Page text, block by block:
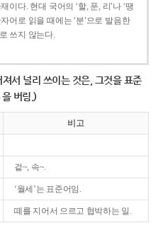
이다. 현대 국어의 ‘할, 푼, 리’나 ‘땡
어로 읽을 때에는 ‘분’으로 발음한
쓰지 않는다.
서 널리 쓰이는 것은, 그것을 표준
버림.)
비고
겉~, 속~.
‘월세’는 표준어임.
떼를 지어서 으르고 협박하는 일.